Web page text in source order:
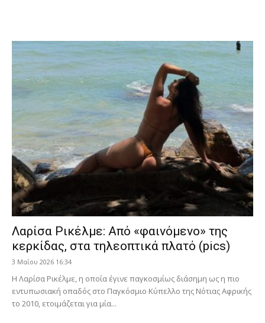
Λαρίσα Ρικέλμε: Από «φαινόμενο» της
κερκίδας, στα τηλεοπτικά πλατό (pics)
3 Μαΐου 2026 16:34
Η Λαρίσα Ρικέλμε, η οποία έγινε παγκοσμίως διάσημη ως η πιο
εντυπωσιακή οπαδός στο Παγκόσμιο Κύπελλο της Νότιας Αφρικής
το 2010, ετοιμάζεται για μία...